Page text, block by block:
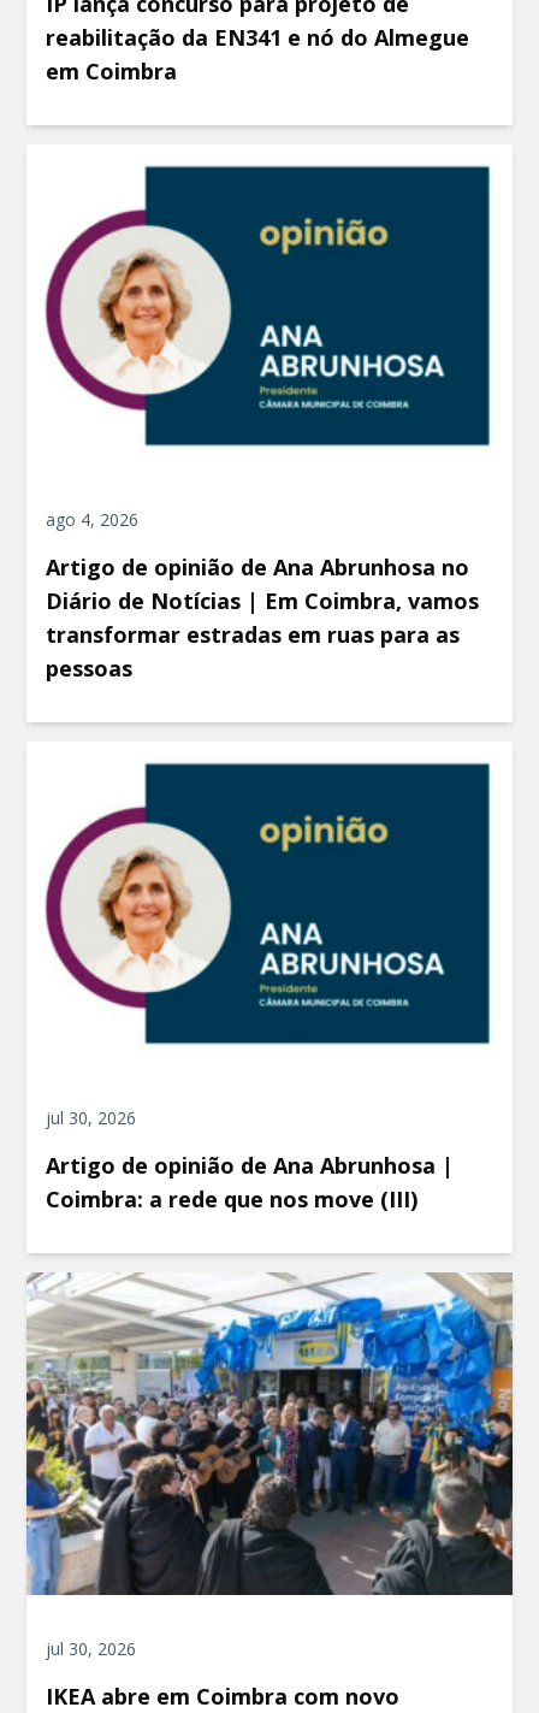
reabilitação da EN341 e nó do Almegue
em Coimbra
ago 4, 2026
Artigo de opinião de Ana Abrunhosa no
Diário de Notícias | Em Coimbra, vamos
transformar estradas em ruas para as
pessoas
jul 30, 2026
Artigo de opinião de Ana Abrunhosa |
Coimbra: a rede que nos move (III)
jul 30, 2026
IKEA abre em Coimbra com novo